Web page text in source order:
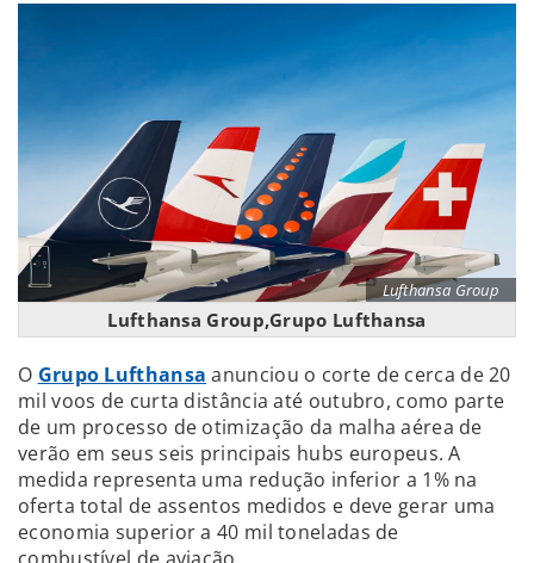
Lufthansa Group
Lufthansa Group,Grupo Lufthansa
O Grupo Lufthansa anunciou o corte de cerca de 20
mil voos de curta distância até outubro, como parte
de um processo de otimização da malha aérea de
verão em seus seis principais hubs europeus. A
medida representa uma redução inferior a 1% na
oferta total de assentos medidos e deve gerar uma
economia superior a 40 mil toneladas de
combustível de aviação.